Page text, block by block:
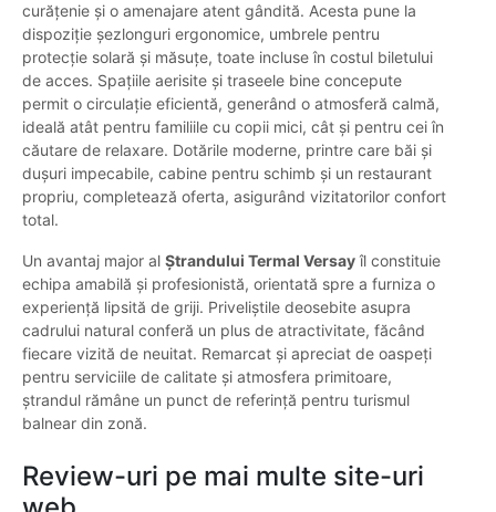
curățenie și o amenajare atent gândită. Acesta pune la
dispoziție șezlonguri ergonomice, umbrele pentru
protecție solară și măsuțe, toate incluse în costul biletului
de acces. Spațiile aerisite și traseele bine concepute
permit o circulație eficientă, generând o atmosferă calmă,
ideală atât pentru familiile cu copii mici, cât și pentru cei în
căutare de relaxare. Dotările moderne, printre care băi și
dușuri impecabile, cabine pentru schimb și un restaurant
propriu, completează oferta, asigurând vizitatorilor confort
total.
Un avantaj major al Ștrandului Termal Versayîl constituie
echipa amabilă și profesionistă, orientată spre a furniza o
experiență lipsită de griji. Priveliștile deosebite asupra
cadrului natural conferă un plus de atractivitate, făcând
fiecare vizită de neuitat. Remarcat și apreciat de oaspeți
pentru serviciile de calitate și atmosfera primitoare,
ștrandul rămâne un punct de referință pentru turismul
balnear din zonă.
Review-uri pe mai multe site-uri